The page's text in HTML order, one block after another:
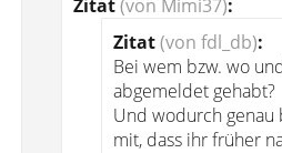
Zitat(von Mimi37):
Zitat(von fdl_db):
Bei wem bzw. wo
abgemeldet gehabt?
Und wodurch genau
mit, dass ihr früher